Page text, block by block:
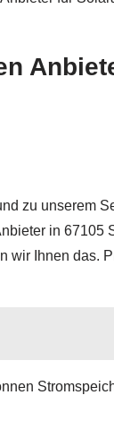
zu unserem
in 67105
wir Ihnen das.